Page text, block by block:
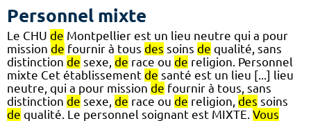
Personnel mixte
Le CHU de Montpellier est un lieu neutre qui a pour
mission de fournir à tous des soins de qualité, sans
distinction de sexe, de race ou de religion. Personnel
mixte Cet établissement de santé est un lieu [...] lieu
neutre, qui a pour mission de fournir à tous, sans
distinction de sexe, de race ou de religion, des soins
de qualité. Le personnel soignant est MIXTE. Vous